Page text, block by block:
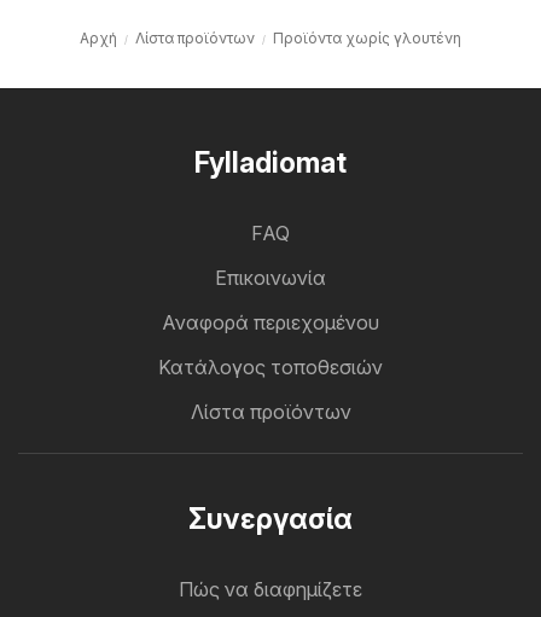
Αρχή Λίστα προϊόντων Προϊόντα χωρίς γλουτένη
Fylladiomat
FAQ
Επικοινωνία
Αναφορά περιεχομένου
Κατάλογος τοποθεσιών
Λίστα προϊόντων
Συνεργασία
Πώς να διαφημίζετε